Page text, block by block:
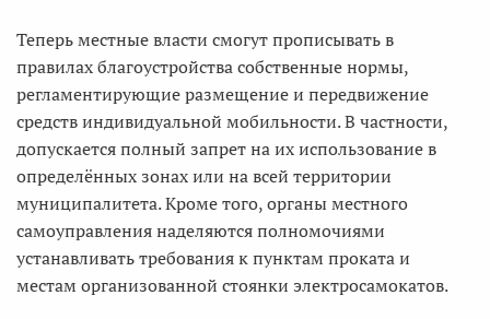
Теперь местные власти смогут прописывать в
правилах благоустройства собственные нормы,
регламентирующие размещение и передвижение
средств индивидуальной мобильности. В частности,
допускается полный запрет на их использование в
определённых зонах или на всей территории
муниципалитета. Кроме того, органы местного
самоуправления наделяются полномочиями
устанавливать требования к пунктам проката и
местам организованной стоянки электросамокатов.